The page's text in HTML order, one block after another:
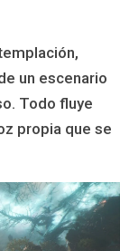
un escenario
Todo fluye
propia que se